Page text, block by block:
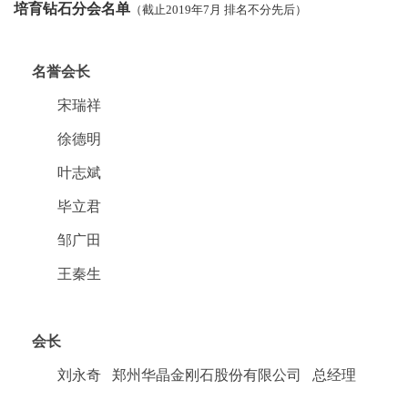
培育钻石分会名单 （截止2019年7月 排名不分先后）
名誉会长
宋瑞祥
徐德明
叶志斌
毕立君
邹广田
王秦生
会长
刘永奇 郑州华晶金刚石股份有限公司 总经理